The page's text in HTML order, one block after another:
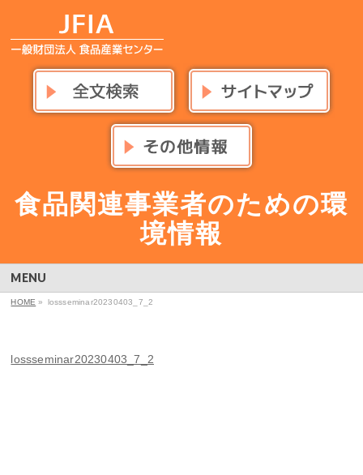
食品関連事業者のための環
境情報
MENU
HOME » lossseminar20230403_7_2
lossseminar20230403_7_2